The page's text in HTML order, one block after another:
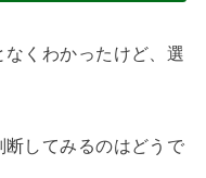
なくわかったけど、選
してみるのはどうで